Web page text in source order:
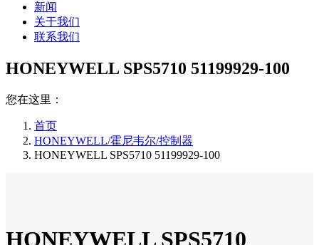
新闻
关于我们
联系我们
HONEYWELL SPS5710 51199929-100
您在这里：
首页
HONEYWELL/霍尼韦尔/控制器
HONEYWELL SPS5710 51199929-100
HONEYWELL SPS5710